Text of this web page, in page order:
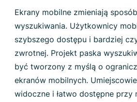
Ekrany mobilne zmieniają
wyszukiwania. Użytkownicy
szybszego dostępu i bardziej
zwrotnej. Projekt paska
być tworzony z myślą o
ekranów mobilnych.
widoczne i łatwo dostępne przy